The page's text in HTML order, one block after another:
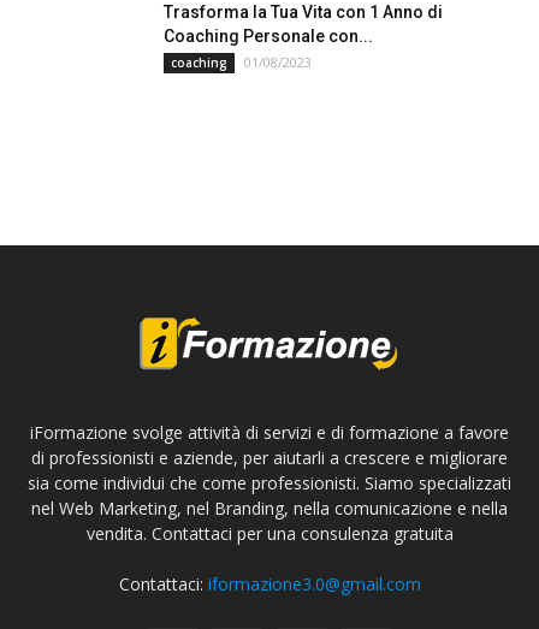
Trasforma la Tua Vita con 1 Anno di
Coaching Personale con...
coaching 01/08/2023
iFormazione svolge attività di servizi e di formazione a favore
di professionisti e aziende, per aiutarli a crescere e migliorare
sia come individui che come professionisti. Siamo specializzati
nel Web Marketing, nel Branding, nella comunicazione e nella
vendita. Contattaci per una consulenza gratuita
Contattaci: iformazione3.0@gmail.com